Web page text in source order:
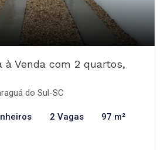
à Venda com 2 quartos,
do Sul-SC
2 Vagas 97 m²